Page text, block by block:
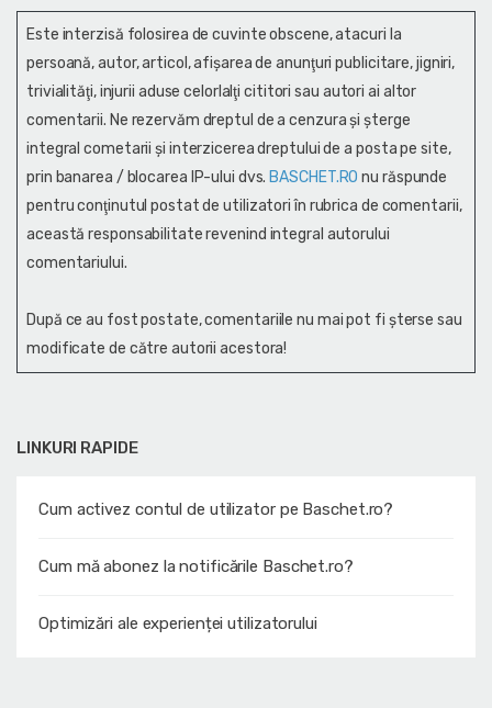
LINKURI RAPIDE
Cum activez contul de utilizator pe Baschet.ro?
Cum mă abonez la notificările Baschet.ro?
Optimizări ale experienței utilizatorului
Este interzisă folosirea de cuvinte obscene, atacuri la
persoană, autor, articol, afişarea de anunţuri publicitare, jigniri,
trivialităţi, injurii aduse celorlalţi cititori sau autori ai altor
comentarii. Ne rezervăm dreptul de a cenzura și şterge
integral cometarii și interzicerea dreptului de a posta pe site,
prin banarea / blocarea IP-ului dvs. BASCHET.RO nu răspunde
pentru conţinutul postat de utilizatori în rubrica de comentarii,
această responsabilitate revenind integral autorului
comentariului.
După ce au fost postate, comentariile nu mai pot fi șterse sau
modificate de către autorii acestora!